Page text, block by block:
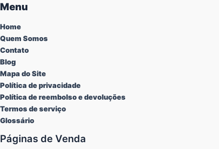
Menu
Home
Quem Somos
Contato
Blog
Mapa do Site
Política de privacidade
Política de reembolso e devoluções
Termos de serviço
Glossário
Páginas de Venda